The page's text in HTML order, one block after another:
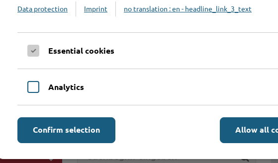
Online-Services
Data protection Imprint no translation : en - headline_link_3_text
Essential cookies
Analytics
Allow all
Confirm selection